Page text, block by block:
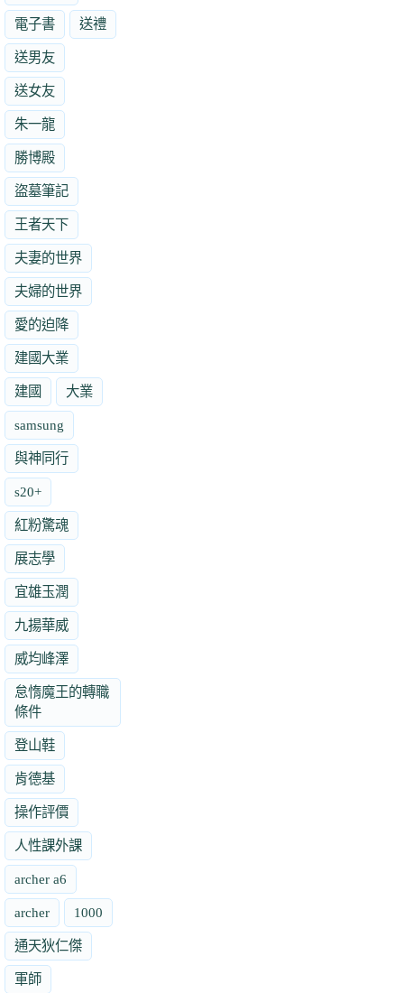
電子書 送禮
送男友
送女友
朱一龍
勝博殿
盜墓筆記
王者天下
夫妻的世界
夫婦的世界
愛的迫降
建國大業
建國 大業
samsung
與神同行
s20+
紅粉驚魂
展志學
宜雄玉潤
九揚華威
威均峰澤
怠惰魔王的轉職
條件
登山鞋
肯德基
操作評價
人性課外課
archer a6
archer 1000
通天狄仁傑
軍師